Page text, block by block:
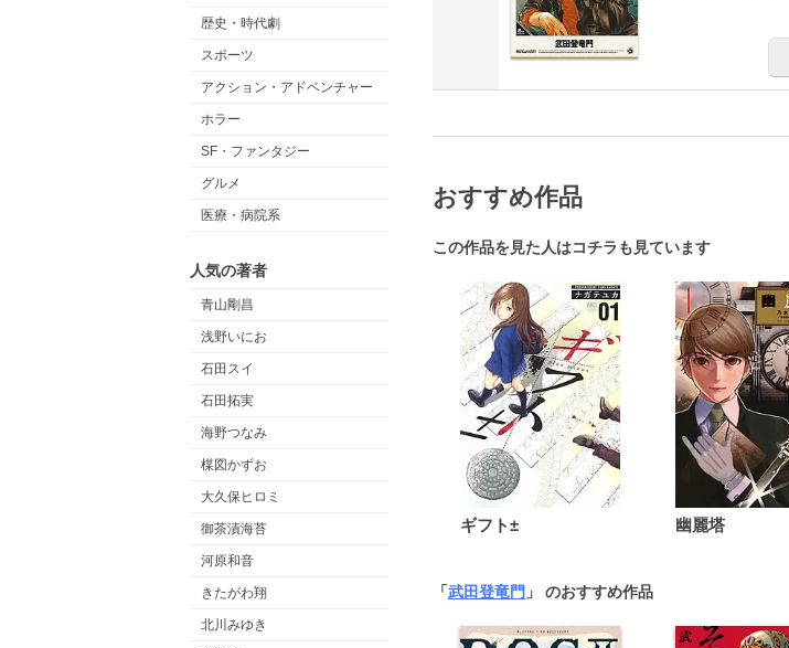
歴史・時代劇
スポーツ
アクション・アドベンチャー
ホラー
SF・ファンタジー
グルメ
医療・病院系
人気の著者
青山剛昌
浅野いにお
石田スイ
石田拓実
海野つなみ
楳図かずお
大久保ヒロミ
御茶漬海苔
河原和音
きたがわ翔
北川みゆき
おすすめ作品
この作品を見た人はコチラも見ています
ギフト± 幽麗塔
「武田登竜門 」 のおすすめ作品